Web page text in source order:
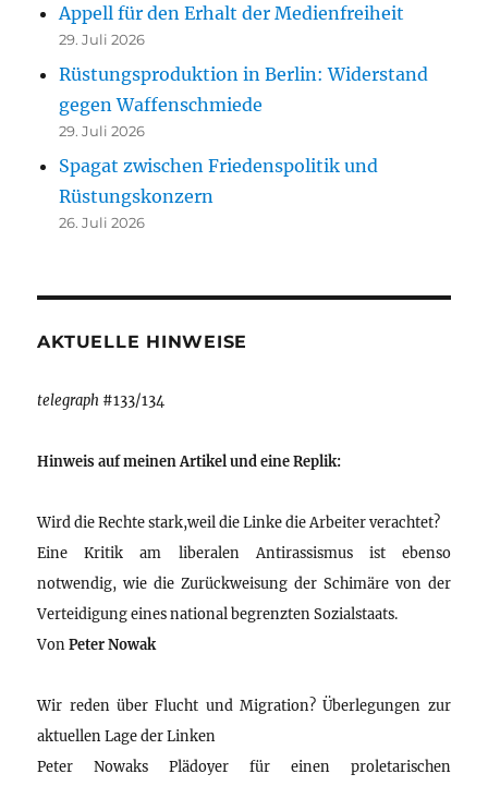
Appell für den Erhalt der Medienfreiheit
29. Juli 2026
Rüstungsproduktion in Berlin: Widerstand
gegen Waffenschmiede
29. Juli 2026
Spagat zwischen Friedenspolitik und
Rüstungskonzern
26. Juli 2026
AKTUELLE HINWEISE
telegraph #133/134
Hinweis auf meinen Artikel und eine Replik:
Wird die Rechte stark,weil die Linke die Arbeiter verachtet?
Eine Kritik am liberalen Antirassismus ist ebenso
notwendig, wie die Zurückweisung der Schimäre von der
Verteidigung eines national begrenzten Sozialstaats.
VonPeter Nowak
Wir reden über Flucht und Migration? Überlegungen zur
aktuellen Lage der Linken
Peter Nowaks Plädoyer für einen proletarischen